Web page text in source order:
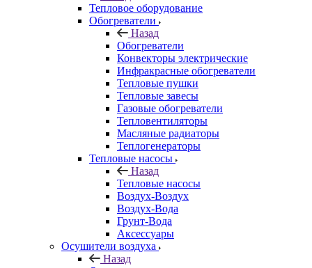
Тепловое оборудование
Обогреватели
Назад
Обогреватели
Конвекторы электрические
Инфракрасные обогреватели
Тепловые пушки
Тепловые завесы
Газовые обогреватели
Тепловентиляторы
Масляные радиаторы
Теплогенераторы
Тепловые насосы
Назад
Тепловые насосы
Воздух-Воздух
Воздух-Вода
Грунт-Вода
Аксессуары
Осушители воздуха
Назад